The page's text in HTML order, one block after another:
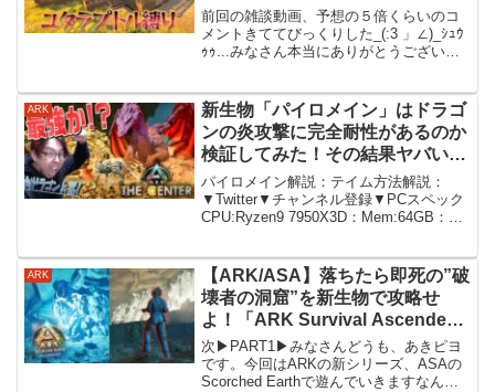
ド】【Ark: Survival Evolved】
#38
前回の雑談動画、予想の５倍くらいのコ
メントきててびっくりした_(:3 」∠)_ｼｭｳ
ｩｩ...みなさん本当にありがとうございま
る・今回はラプトルinアイランド・肩乗
せ生...
ARK
新生物「パイロメイン」はドラゴ
ンの炎攻撃に完全耐性があるのか
検証してみた！その結果ヤバいバ
グまで見つけてしまった件につい
て。【ARK ASA 実況
KTRGaming】
パイロメイン解説：テイム方法解説：
▼Twitter▼チャンネル登録▼PCスペック
CPU:Ryzen9 7950X3D：Mem:64GB：グ
ARK
【ARK/ASA】落ちたら即死の”破
壊者の洞窟”を新生物で攻略せ
よ！「ARK Survival Ascended
リメイク」実況プレイ #10
次▶PART1▶みなさんどうも、あきピヨ
です。今回はARKの新シリーズ、ASAの
Scorched Earthで遊んでいきますなんて